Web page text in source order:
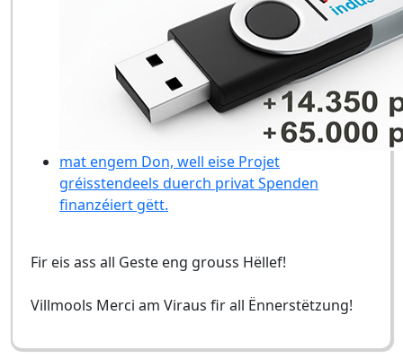
mat engem Don, well eise Projet
gréisstendeels duerch privat Spenden
finanzéiert gëtt.
Fir eis ass all Geste eng grouss Hëllef!
Villmools Merci am Viraus fir all Ënnerstëtzung!